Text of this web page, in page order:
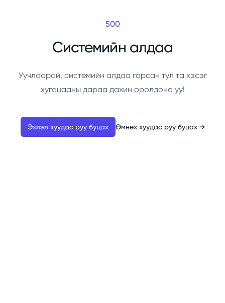
500
Системийн алдаа
Уучлаарай, системийн алдаа гарсан тул та хэсэг
хугацааны дараа дахин оролдоно уу!
Эхлэл хуудас руу буцах Өмнөх хуудас руу буцах →